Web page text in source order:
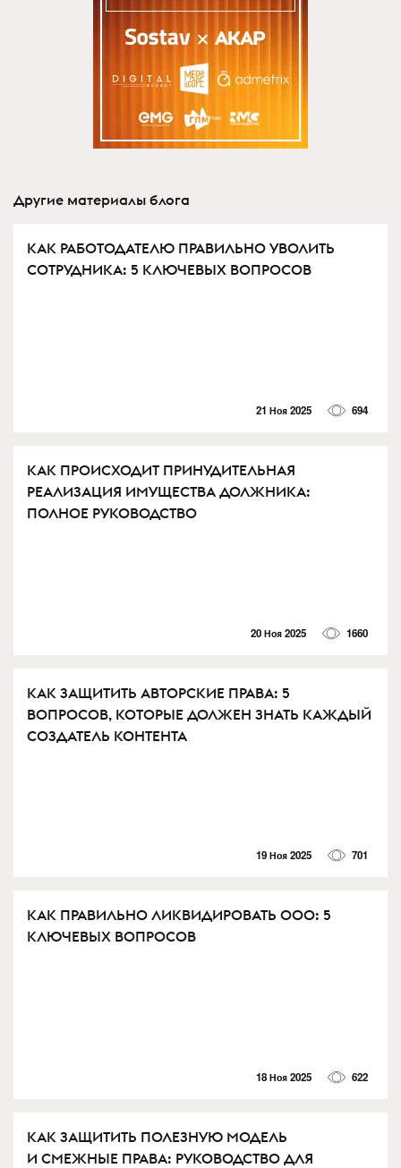
Другие материалы блога
КАК РАБОТОДАТЕЛЮ ПРАВИЛЬНО УВОЛИТЬ
СОТРУДНИКА: 5 КЛЮЧЕВЫХ ВОПРОСОВ
21 Ноя 2025 694
КАК ПРОИСХОДИТ ПРИНУДИТЕЛЬНАЯ
РЕАЛИЗАЦИЯ ИМУЩЕСТВА ДОЛЖНИКА:
ПОЛНОЕ РУКОВОДСТВО⁠⁠
20 Ноя 2025 1660
КАК ЗАЩИТИТЬ АВТОРСКИЕ ПРАВА: 5
ВОПРОСОВ, КОТОРЫЕ ДОЛЖЕН ЗНАТЬ КАЖДЫЙ
СОЗДАТЕЛЬ КОНТЕНТА⁠⁠
19 Ноя 2025 701
КАК ПРАВИЛЬНО ЛИКВИДИРОВАТЬ ООО: 5
КЛЮЧЕВЫХ ВОПРОСОВ⁠⁠
18 Ноя 2025 622
КАК ЗАЩИТИТЬ ПОЛЕЗНУЮ МОДЕЛЬ
И СМЕЖНЫЕ ПРАВА: РУКОВОДСТВО ДЛЯ